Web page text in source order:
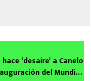
‘desaire’ a Canelo
del Mundial